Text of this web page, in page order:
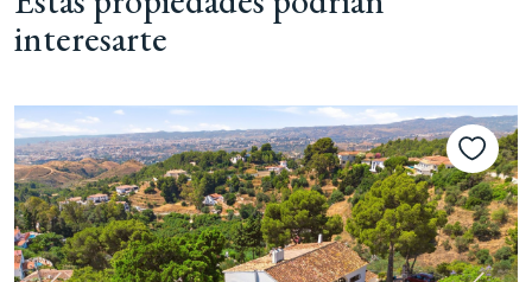
interesarte